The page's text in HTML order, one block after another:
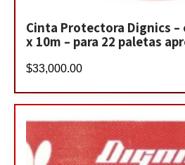
Cinta Protectora Dignics –
x 10m – para 22 paletas
$33,000.00